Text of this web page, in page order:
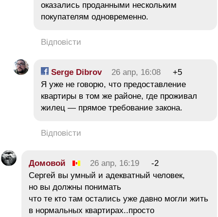
оказались проданными нескольким
покупателям одновременно.
Відповісти
Serge Dibrov 26 апр, 16:08
+5
Я уже не говорю, что предоставление
квартиры в том же районе, где проживал
жилец — прямое требование закона.
Відповісти
Домовой 26 апр, 16:19
-2
Сергей вы умный и адекватный человек,
но вы должны понимать
что те кто там остались уже давно могли жить
в нормальных квартирах..просто